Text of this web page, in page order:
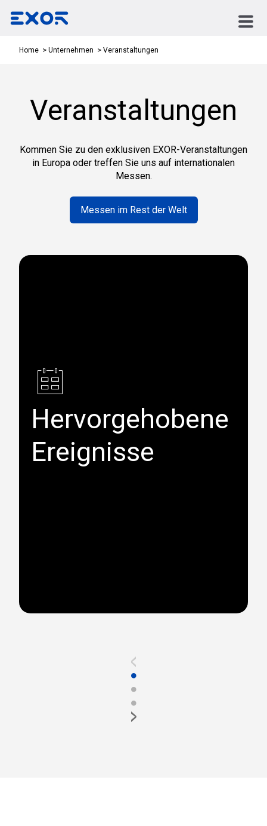
Home Unternehmen Veranstaltungen
Veranstaltungen
Kommen Sie zu den exklusiven EXOR-Veranstaltungen
in Europa oder treffen Sie uns auf internationalen
Messen.
Messen im Rest der Welt
Hervorgehobene
Ereignisse
<
●
●
●
>